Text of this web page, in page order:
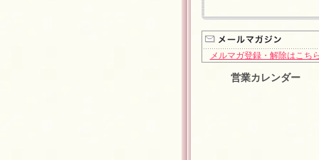
メルマガ登録・解除はこち
営業カレンダー